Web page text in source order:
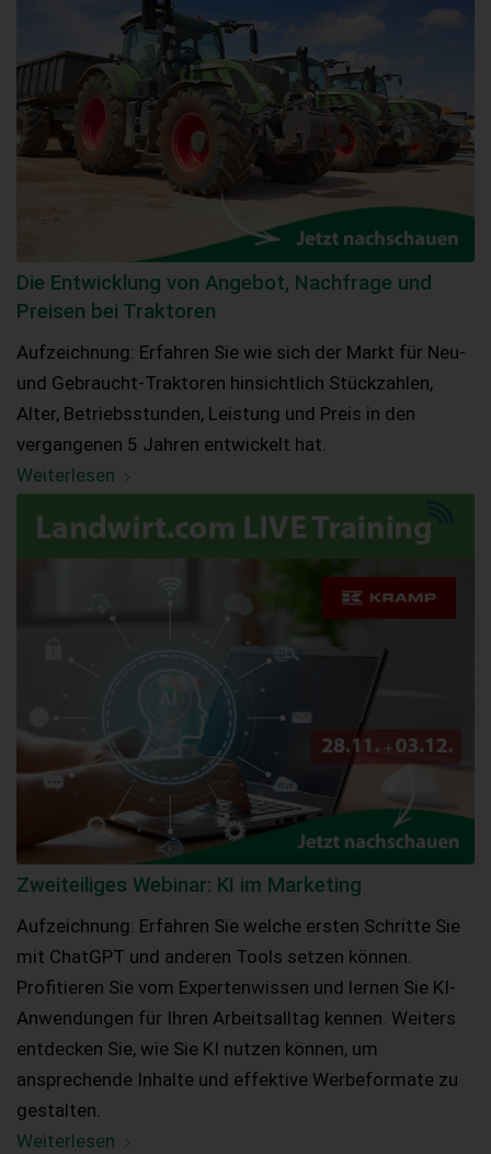
Die Entwicklung von Angebot, Nachfrage und
Preisen bei Traktoren
Aufzeichnung: Erfahren Sie wie sich der Markt für Neu-
und Gebraucht-Traktoren hinsichtlich Stückzahlen,
Alter, Betriebsstunden, Leistung und Preis in den
vergangenen 5 Jahren entwickelt hat.
Weiterlesen
Zweiteiliges Webinar: KI im Marketing
Aufzeichnung: Erfahren Sie welche ersten Schritte Sie
mit ChatGPT und anderen Tools setzen können.
Profitieren Sie vom Expertenwissen und lernen Sie KI-
Anwendungen für Ihren Arbeitsalltag kennen. Weiters
entdecken Sie, wie Sie KI nutzen können, um
ansprechende Inhalte und effektive Werbeformate zu
gestalten.
Weiterlesen